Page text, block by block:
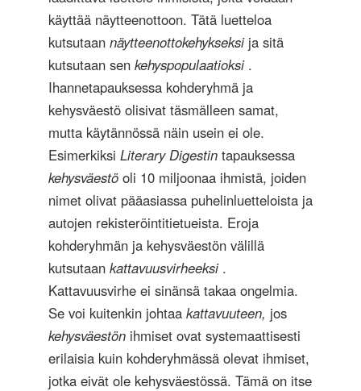
käyttää näytteenottoon. Tätä luetteloa
kutsutaan näytteenottokehykseksija sitä
kutsutaan sen kehyspopulaatioksi.
Ihannetapauksessa kohderyhmä ja
kehysväestö olisivat täsmälleen samat,
mutta käytännössä näin usein ei ole.
Esimerkiksi Literary Digestin tapauksessa
kehysväestö oli 10 miljoonaa ihmistä, joiden
nimet olivat pääasiassa puhelinluetteloista ja
autojen rekisteröintitietueista. Eroja
kohderyhmän ja kehysväestön välillä
kutsutaan kattavuusvirheeksi.
Kattavuusvirhe ei sinänsä takaa ongelmia.
Se voi kuitenkin johtaa kattavuuteen, jos
kehysväestön ihmiset ovat systemaattisesti
erilaisia ​​kuin kohderyhmässä olevat ihmiset,
jotka eivät ole kehysväestössä. Tämä on itse